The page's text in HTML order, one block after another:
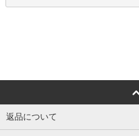
返品について